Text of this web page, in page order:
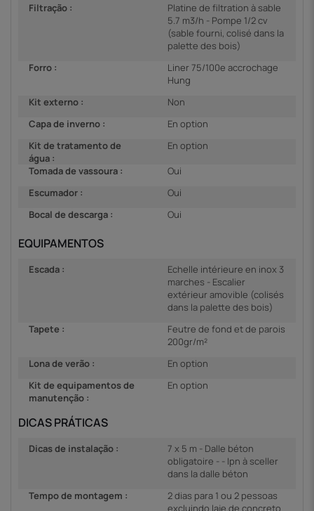
Filtração :
Platine de filtration à sable
5.7 m3/h - Pompe 1/2 cv
(sable fourni, colisé dans la
palette des bois)
Forro :
Liner 75/100e accrochage
Hung
Kit externo :
Non
Capa de inverno :
En option
Kit de tratamento de
água :
En option
Tomada de vassoura :
Oui
Escumador :
Oui
Bocal de descarga :
Oui
EQUIPAMENTOS
Escada :
Echelle intérieure en inox 3
marches - Escalier
extérieur amovible (colisés
dans la palette des bois)
Tapete :
Feutre de fond et de parois
200gr/m²
Lona de verão :
En option
Kit de equipamentos de
manutenção :
En option
DICAS PRÁTICAS
Dicas de instalação :
7 x 5 m - Dalle béton
obligatoire - - Ipn à sceller
dans la dalle béton
Tempo de montagem :
2 dias para 1 ou 2 pessoas